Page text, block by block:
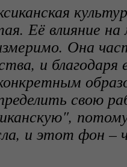
Её влияние на
Она
и
свою
и этот фон –